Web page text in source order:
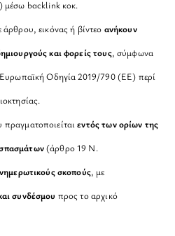
μέσω backlink κοκ.
εικόνας ή βίντεο ανήκουν
και φορείς τους, σύμφωνα
Οδηγία 2019/790 (ΕΕ) περί
πραγματοποιείταιεντός των ορίων της
(άρθρο 19 Ν.
σκοπούς, με
συνδέσμου προς το αρχικό